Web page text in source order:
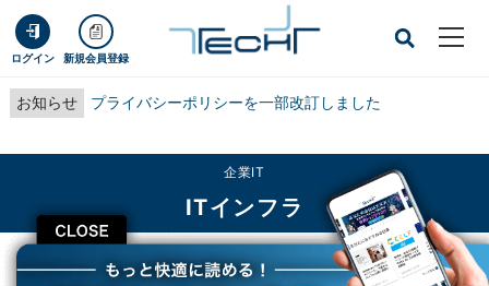
ログイン 新規会員登録
お知らせ プライバシーポリシーを一部改訂しました
CLOSE
企業IT
ITインフラ